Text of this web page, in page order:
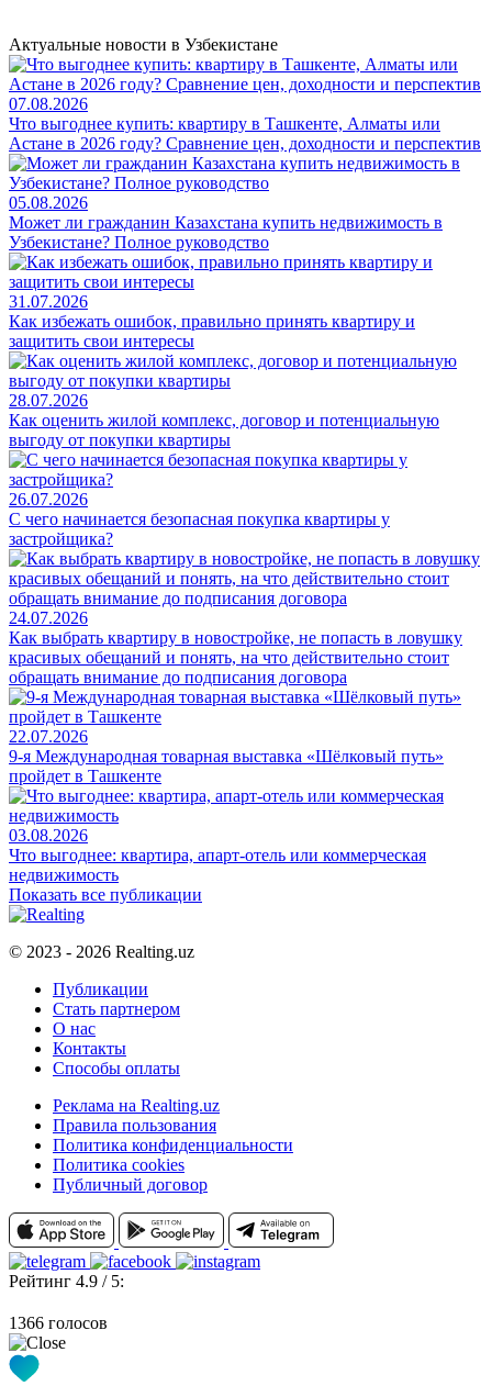
Актуальные новости в Узбекистане
07.08.2026
Что выгоднее купить: квартиру в Ташкенте, Алматы или
Астане в 2026 году? Сравнение цен, доходности и перспектив
05.08.2026
Может ли гражданин Казахстана купить недвижимость в
Узбекистане? Полное руководство
31.07.2026
Как избежать ошибок, правильно принять квартиру и
защитить свои интересы
28.07.2026
Как оценить жилой комплекс, договор и потенциальную
выгоду от покупки квартиры
26.07.2026
С чего начинается безопасная покупка квартиры у
застройщика?
24.07.2026
Как выбрать квартиру в новостройке, не попасть в ловушку
красивых обещаний и понять, на что действительно стоит
обращать внимание до подписания договора
22.07.2026
9-я Международная товарная выставка «Шёлковый путь»
пройдет в Ташкенте
03.08.2026
Что выгоднее: квартира, апарт-отель или коммерческая
недвижимость
Показать все публикации
© 2023 - 2026 Realting.uz
Публикации
Стать партнером
О нас
Контакты
Способы оплаты
Реклама на Realting.uz
Правила пользования
Политика конфиденциальности
Политика cookies
Публичный договор
Рейтинг 4.9 / 5:
1366 голосов